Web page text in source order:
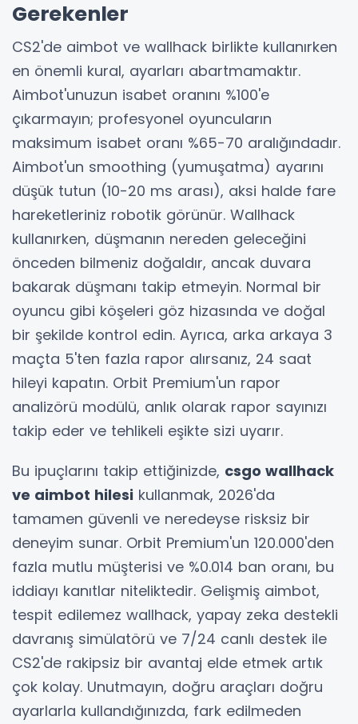
Gerekenler
CS2'de aimbot ve wallhack birlikte kullanırken
en önemli kural, ayarları abartmamaktır.
Aimbot'unuzun isabet oranını %100'e
çıkarmayın; profesyonel oyuncuların
maksimum isabet oranı %65-70 aralığındadır.
Aimbot'un smoothing (yumuşatma) ayarını
düşük tutun (10-20 ms arası), aksi halde fare
hareketleriniz robotik görünür. Wallhack
kullanırken, düşmanın nereden geleceğini
önceden bilmeniz doğaldır, ancak duvara
bakarak düşmanı takip etmeyin. Normal bir
oyuncu gibi köşeleri göz hizasında ve doğal
bir şekilde kontrol edin. Ayrıca, arka arkaya 3
maçta 5'ten fazla rapor alırsanız, 24 saat
hileyi kapatın. Orbit Premium'un rapor
analizörü modülü, anlık olarak rapor sayınızı
takip eder ve tehlikeli eşikte sizi uyarır.
Bu ipuçlarını takip ettiğinizde, csgo wallhack
ve aimbot hilesi kullanmak, 2026'da
tamamen güvenli ve neredeyse risksiz bir
deneyim sunar. Orbit Premium'un 120.000'den
fazla mutlu müşterisi ve %0.014 ban oranı, bu
iddiayı kanıtlar niteliktedir. Gelişmiş aimbot,
tespit edilemez wallhack, yapay zeka destekli
davranış simülatörü ve 7/24 canlı destek ile
CS2'de rakipsiz bir avantaj elde etmek artık
çok kolay. Unutmayın, doğru araçları doğru
ayarlarla kullandığınızda, fark edilmeden